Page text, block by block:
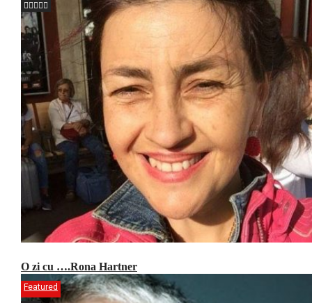
O zi cu ….Rona Hartner
Featured